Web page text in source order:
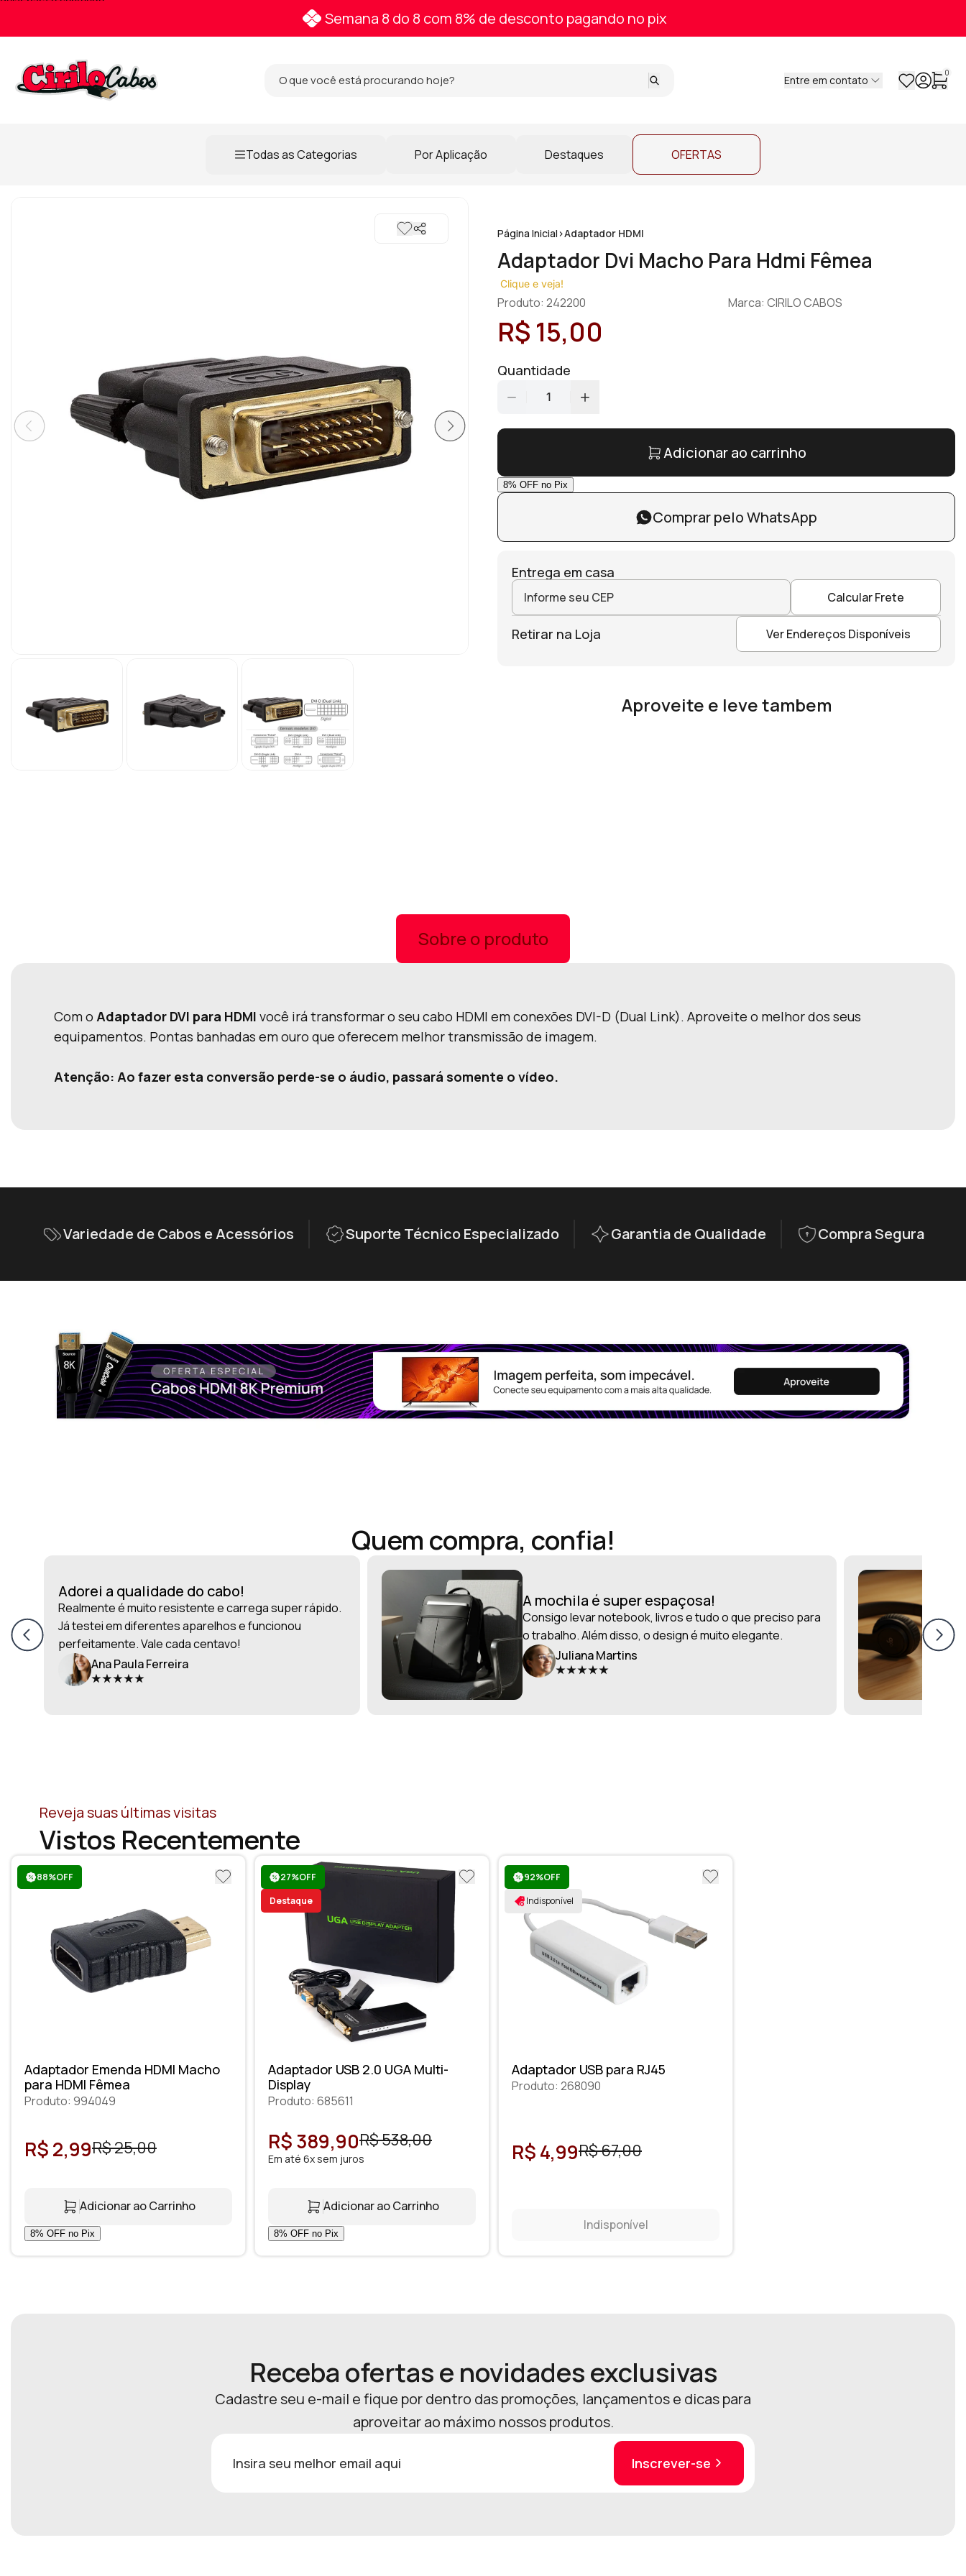
Semana 8 do 8 com 8% de desconto pagando no pix
Entre em contato
0
Todas as Categorias Por Aplicação Destaques OFERTAS
Página Inicial>Adaptador HDMI
Adaptador Dvi Macho Para Hdmi Fêmea
Clique e veja!
Produto: 242200 Marca: CIRILO CABOS
R$ 15,00
Quantidade
1
Adicionar ao carrinho
Comprar pelo WhatsApp
Entrega em casa
Calcular Frete
Retirar na Loja Ver Endereços Disponíveis
Aproveite e leve tambem
Sobre o produto
Com o Adaptador DVI para HDMI você irá transformar o seu cabo HDMI em conexões DVI-D (Dual Link). Aproveite o melhor dos seus
equipamentos. Pontas banhadas em ouro que oferecem melhor transmissão de imagem.
Atenção: Ao fazer esta conversão perde-se o áudio, passará somente o vídeo.
Variedade de Cabos e Acessórios Suporte Técnico Especializado Garantia de Qualidade Compra Segura
Quem compra, confia!
Adorei a qualidade do cabo!
Realmente é muito resistente e carrega super rápido.
Já testei em diferentes aparelhos e funcionou
perfeitamente. Vale cada centavo!
Ana Paula Ferreira
A mochila é super espaçosa!
Consigo levar notebook, livros e tudo o que preciso para
o trabalho. Além disso, o design é muito elegante.
Juliana Martins
Reveja suas últimas visitas
Vistos Recentemente
88%OFF
Adaptador Emenda HDMI Macho
para HDMI Fêmea
Produto: 994049
R$ 2,99R$ 25,00
Adicionar ao Carrinho
27%OFF
Destaque
Adaptador USB 2.0 UGA Multi-
Display
Produto: 685611
R$ 389,90R$ 538,00
Em até 6x sem juros
Adicionar ao Carrinho
92%OFF
Indisponível
Adaptador USB para RJ45
Produto: 268090
R$ 4,99R$ 67,00
Indisponível
Receba ofertas e novidades exclusivas
Cadastre seu e-mail e fique por dentro das promoções, lançamentos e dicas para
aproveitar ao máximo nossos produtos.
Inscrever-se